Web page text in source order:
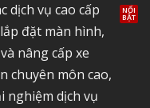
dịch vụ cao cấp
đặt màn hình,
nâng cấp xe
chuyên môn cao,
nghiệm dịch vụ